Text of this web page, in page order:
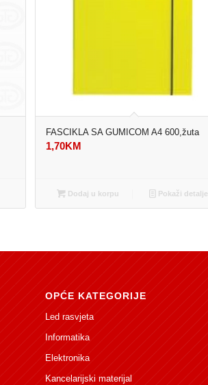
FASCIKLA SA GUMICOM A4 600,žuta
1,70KM
Dodaj u korpu Pokaži detalje
OPĆE KATEGORIJE
Led rasvjeta
Informatika
Elektronika
Kancelarijski materijal